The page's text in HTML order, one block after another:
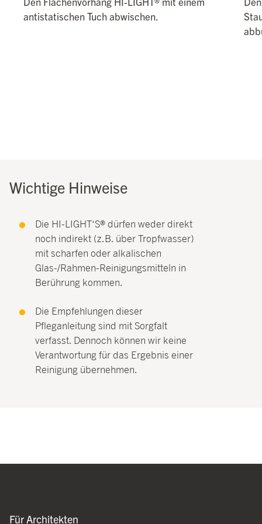
antistatischen Tuch abwischen.
Wichtige Hinweise
Die HI-LIGHT‘S® dürfen weder direkt
noch indirekt (z.B. über Tropfwasser)
mit scharfen oder alkalischen
Glas-/Rahmen-Reinigungsmitteln in
Berührung kommen.
Die Empfehlungen dieser
Pfleganleitung sind mit Sorgfalt
verfasst. Dennoch können wir keine
Verantwortung für das Ergebnis einer
Reinigung übernehmen.
Für Architekten